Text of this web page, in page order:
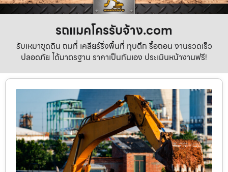
รถแมคโครรับจ้าง.com
รับเหมาขุดดิน ถมที่ เคลียร์ริ่งพื้นที่ ทุบตึก รื้อถอน งานรวดเร็ว
ปลอดภัย ได้มาตรฐาน ราคาเป็นกันเอง ประเมินหน้างานฟรี!